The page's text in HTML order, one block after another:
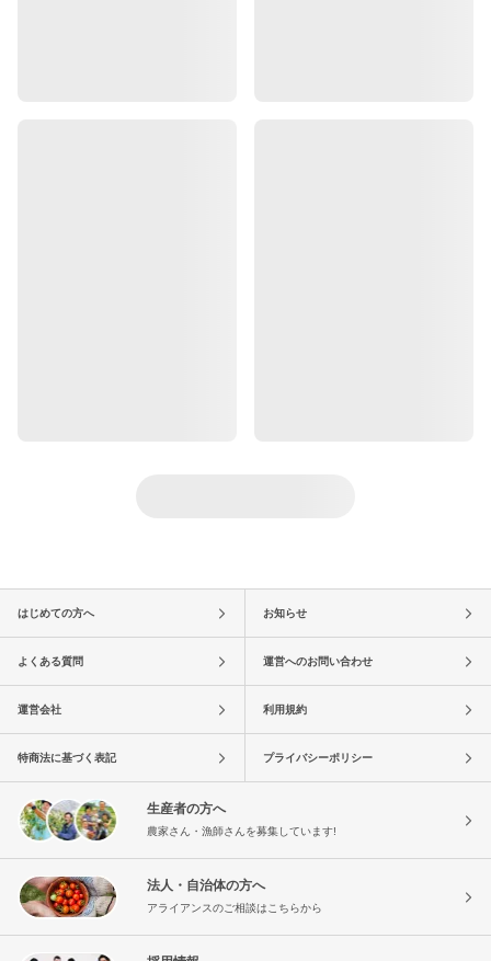
はじめての方へ お知らせ
よくある質問 運営へのお問い合わせ
運営会社 利用規約
特商法に基づく表記 プライバシーポリシー
生産者の方へ
農家さん・漁師さんを募集しています!
法人・自治体の方へ
アライアンスのご相談はこちらから